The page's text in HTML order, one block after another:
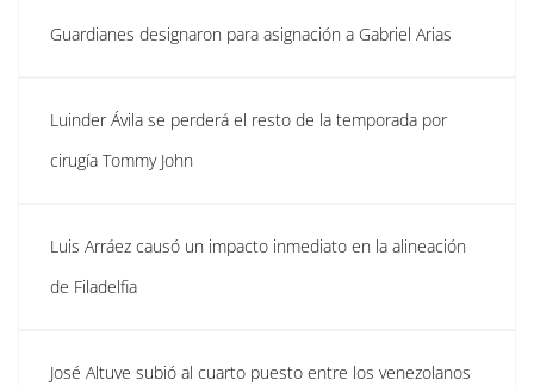
Guardianes designaron para asignación a Gabriel Arias
Luinder Ávila se perderá el resto de la temporada por
cirugía Tommy John
Luis Arráez causó un impacto inmediato en la alineación
de Filadelfia
José Altuve subió al cuarto puesto entre los venezolanos